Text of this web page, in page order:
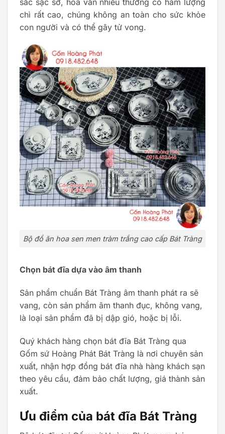
chì rất cao, chúng không an toàn cho sức khỏe
con người và có thể gây tử vong.
Bộ đồ ăn hoa sen men tràm trắng cao cấp Bát Tràng
Chọn bát đĩa dựa vào âm thanh
Sản phẩm chuẩn Bát Tràng âm thanh phát ra sẽ
vang, còn sản phẩm âm thanh đục, không vang,
là loại sản phẩm đã bị dập gió, hoặc bị lỗi.
Quý khách hàng chọn bát đĩa Bát Tràng qua
Gốm sứ Hoàng Phát Bát Tràng là nơi chuyên sản
xuất, nhận hợp đồng bát đĩa nhà hàng khách sạn
theo yêu cầu, đảm bảo chất lượng, giá thành sản
xuất.
Ưu điểm của bát đĩa Bát Tràng